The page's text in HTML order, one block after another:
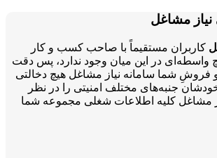
مشاغل
کاربران مستقیماً با صاحب کسب و کار
واسطه‌ای در این میان وجود ندارد، پس دقت
فروشِ شما سامانه نیاز مشاغل هیچ دخالتی
خودشان جنبه‌های مختلف امنیتی را در نظر
مشاغل کلیه اطلاعات شغلی مجموعه شما